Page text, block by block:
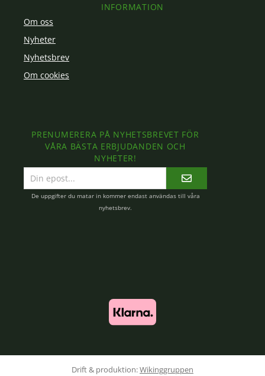
INFORMATION
Om oss
Nyheter
Nyhetsbrev
Om cookies
PRENUMERERA PÅ NYHETSBREVET FÖR
VÅRA BÄSTA ERBJUDANDEN OCH
NYHETER!
postadress
De uppgifter du matar in kommer endast användas till våra
nyhetsbrev.
Drift & produktion:Wikinggruppen